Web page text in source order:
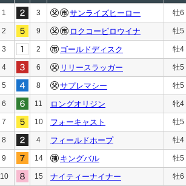
1 3 サンライズヒーロー 牡6
2 9 ロクコーピロウイナ 牡5
3 2 ゴールドディスク 牡4
4 6 リリースラッガー 牡5
5 8 サプレマシー 牡5
6 11 ロングオリジン 牝4
7 10 フォーキャスト 牡5
8 4 フィールドホープ 牡4
9 14 キングバル 牡5
10 15 ナイティーナイナー 牡6